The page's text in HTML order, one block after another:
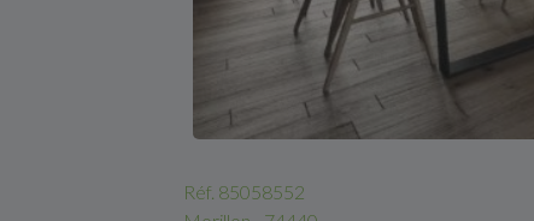
Réf. 85058552